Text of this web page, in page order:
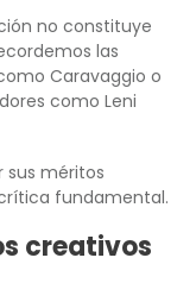
no constituye
las
Caravaggio o
como Leni
sus méritos
fundamental.
creativos